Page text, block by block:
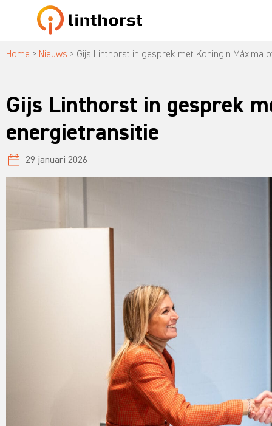
Home > Nieuws > Gijs Linthorst in gesprek met Koningin Máxima
Gijs Linthorst in gesprek
energietransitie
29 januari 2026